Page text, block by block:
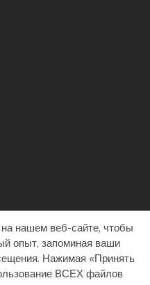
нашем веб-сайте, чтобы
опыт, запоминая ваши
Нажимая «Принять
ВСЕХ файлов